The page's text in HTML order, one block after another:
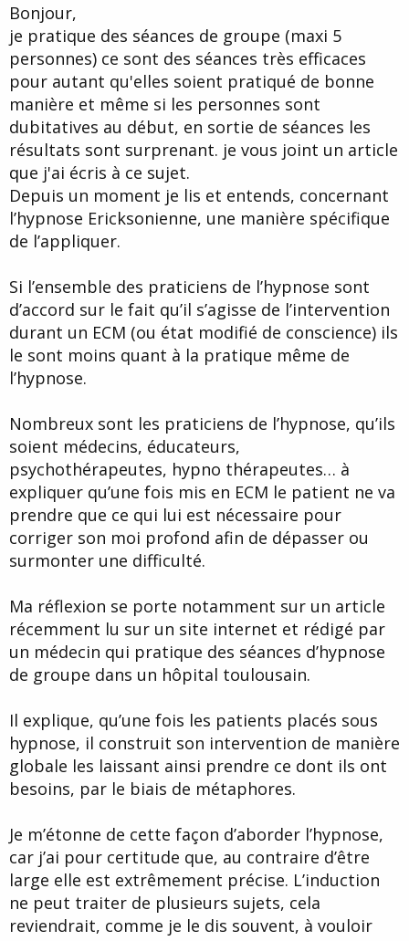
Bonjour,
je pratique des séances de groupe (maxi 5
personnes) ce sont des séances très efficaces
pour autant qu'elles soient pratiqué de bonne
manière et même si les personnes sont
dubitatives au début, en sortie de séances les
résultats sont surprenant. je vous joint un article
que j'ai écris à ce sujet.
Depuis un moment je lis et entends, concernant
l’hypnose Ericksonienne, une manière spécifique
de l’appliquer.
Si l’ensemble des praticiens de l’hypnose sont
d’accord sur le fait qu’il s’agisse de l’intervention
durant un ECM (ou état modifié de conscience) ils
le sont moins quant à la pratique même de
l’hypnose.
Nombreux sont les praticiens de l’hypnose, qu’ils
soient médecins, éducateurs,
psychothérapeutes, hypno thérapeutes… à
expliquer qu’une fois mis en ECM le patient ne va
prendre que ce qui lui est nécessaire pour
corriger son moi profond afin de dépasser ou
surmonter une difficulté.
Ma réflexion se porte notamment sur un article
récemment lu sur un site internet et rédigé par
un médecin qui pratique des séances d’hypnose
de groupe dans un hôpital toulousain.
Il explique, qu’une fois les patients placés sous
hypnose, il construit son intervention de manière
globale les laissant ainsi prendre ce dont ils ont
besoins, par le biais de métaphores.
Je m’étonne de cette façon d’aborder l’hypnose,
car j’ai pour certitude que, au contraire d’être
large elle est extrêmement précise. L’induction
ne peut traiter de plusieurs sujets, cela
reviendrait, comme je le dis souvent, à vouloir